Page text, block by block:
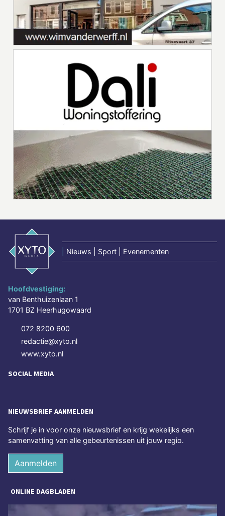
Nieuws | Sport | Evenementen
Hoofdvestiging:
van Benthuizenlaan 1
1701 BZ Heerhugowaard
072 8200 600
redactie@xyto.nl
www.xyto.nl
SOCIAL MEDIA
NIEUWSBRIEF AANMELDEN
Schrijf je in voor onze nieuwsbrief en krijg wekelijks een
samenvatting van alle gebeurtenissen uit jouw regio.
Aanmelden
ONLINE DAGBLADEN